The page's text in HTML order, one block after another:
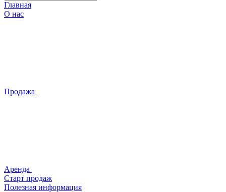
Главная
О нас
Продажа
Аренда
Старт продаж
Полезная информация